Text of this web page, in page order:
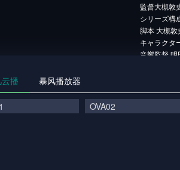
監督大槻敦
シリーズ構
脚本 大槻敦
キャラクタ
音響監督 明
播 暴风播放器
OVA02